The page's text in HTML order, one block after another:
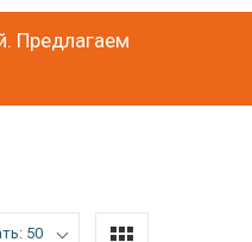
Предлагаем
50